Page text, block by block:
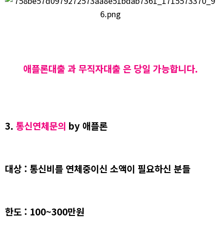
애플론대출 과 무직자대출 은 당일 가능합니다.
3. 통신연체문의 by 애플론
대상 : 통신비를 연체중이신 소액이 필요하신 분들
한도 : 100~300만원